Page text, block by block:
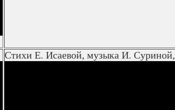
Стихи Е. Исаевой, музыка И.